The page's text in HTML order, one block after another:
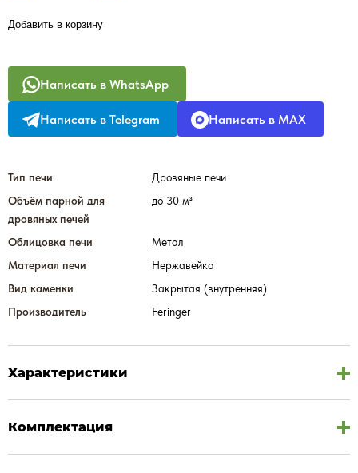
Добавить в корзину
Написать в WhatsApp
Написать в Telegram Написать в MAX
Тип печи
Дровяные печи
Объём парной для
дровяных печей
до 30 м³
Облицовка печи
Метал
Материал печи
Нержавейка
Вид каменки
Закрытая (внутренняя)
Производитель
Feringer
Характеристики
Комплектация